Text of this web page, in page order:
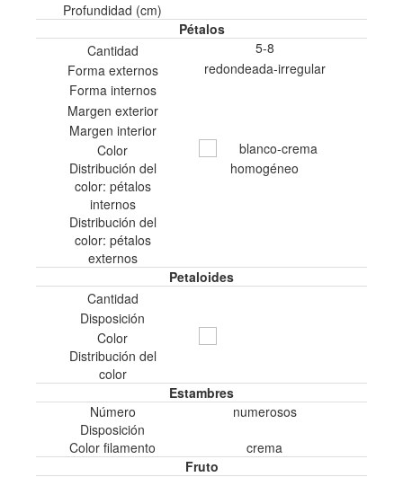
Profundidad (cm)
Pétalos
Cantidad
5-8
Forma externos
redondeada-irregular
Forma internos
Margen exterior
Margen interior
Color
blanco-crema
Distribución del
color: pétalos
internos
homogéneo
Distribución del
color: pétalos
externos
Petaloides
Cantidad
Disposición
Color
Distribución del
color
Estambres
Número
numerosos
Disposición
Color filamento
crema
Fruto